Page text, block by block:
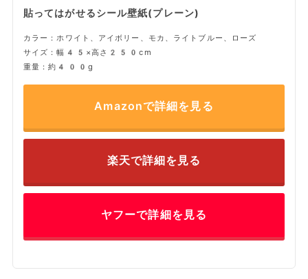
貼ってはがせるシール壁紙(プレーン)
カラー：ホワイト、アイボリー、モカ、ライトブルー、ローズ
サイズ：幅45×高さ250cm
重量：約400g
Amazonで詳細を見る
楽天で詳細を見る
ヤフーで詳細を見る